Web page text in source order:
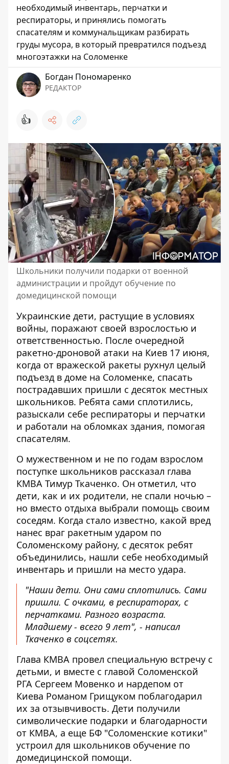
необходимый инвентарь, перчатки и
респираторы, и принялись помогать
спасателям и коммунальщикам разбирать
груды мусора, в который превратился подъезд
многоэтажки на Соломенке
Богдан Пономаренко
РЕДАКТОР
👍
Школьники получили подарки от военной
администрации и пройдут обучение по
домедицинской помощи
Украинские дети, растущие в условиях
войны, поражают своей взрослостью и
ответственностью. После очередной
ракетно-дроновой атаки на Киев 17 июня,
когда от вражеской ракеты рухнул целый
подъезд в доме на Соломенке, спасать
пострадавших пришли с десяток местных
школьников. Ребята сами сплотились,
разыскали себе респираторы и перчатки
и работали на обломках здания, помогая
спасателям.
О мужественном и не по годам взрослом
поступке школьников рассказал глава
КМВА Тимур Ткаченко. Он отметил, что
дети, как и их родители, не спали ночью –
но вместо отдыха выбрали помощь своим
соседям. Когда стало известно, какой вред
нанес враг ракетным ударом по
Соломенскому району, с десяток ребят
объединились, нашли себе необходимый
инвентарь и пришли на место удара.
"Наши дети. Они сами сплотились. Сами
пришли. С очками, в респираторах, с
перчатками. Разного возраста.
Младшему - всего 9 лет", - написал
Ткаченко в соцсетях.
Глава КМВА провел специальную встречу с
детьми, и вместе с главой Соломенской
РГА Сергеем Мовенко и нардепом от
Киева Романом Грищуком поблагодарил
их за отзывчивость. Дети получили
символические подарки и благодарности
от КМВА, а еще БФ "Соломенские котики"
устроил для школьников обучение по
домедицинской помощи.